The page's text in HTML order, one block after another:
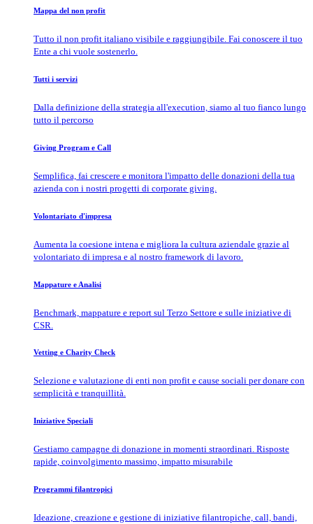
Mappa del non profit
Tutto il non profit italiano visibile e raggiungibile. Fai conoscere il tuo
Ente a chi vuole sostenerlo.
Tutti i servizi
Dalla definizione della strategia all'execution, siamo al tuo fianco lungo
tutto il percorso
Giving Program e Call
Semplifica, fai crescere e monitora l'impatto delle donazioni della tua
azienda con i nostri progetti di corporate giving.
Volontariato d'impresa
Aumenta la coesione intena e migliora la cultura aziendale grazie al
volontariato di impresa e al nostro framework di lavoro.
Mappature e Analisi
Benchmark, mappature e report sul Terzo Settore e sulle iniziative di
CSR.
Vetting e Charity Check
Selezione e valutazione di enti non profit e cause sociali per donare con
semplicità e tranquillità.
Iniziative Speciali
Gestiamo campagne di donazione in momenti straordinari. Risposte
rapide, coinvolgimento massimo, impatto misurabile
Programmi filantropici
Ideazione, creazione e gestione di iniziative filantropiche, call, bandi,